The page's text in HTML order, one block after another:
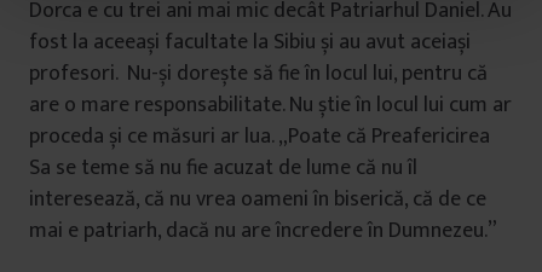
Dorca e cu trei ani mai mic decât Patriarhul Daniel. Au
fost la aceeași facultate la Sibiu și au avut aceiași
profesori. Nu-și dorește să fie în locul lui, pentru că
are o mare responsabilitate. Nu știe în locul lui cum ar
proceda și ce măsuri ar lua. „Poate că Preafericirea
Sa se teme să nu fie acuzat de lume că nu îl
interesează, că nu vrea oameni în biserică, că de ce
mai e patriarh, dacă nu are încredere în Dumnezeu.”